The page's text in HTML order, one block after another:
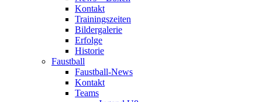
Kontakt
Trainingszeiten
Bildergalerie
Erfolge
Historie
Faustball
Faustball-News
Kontakt
Teams